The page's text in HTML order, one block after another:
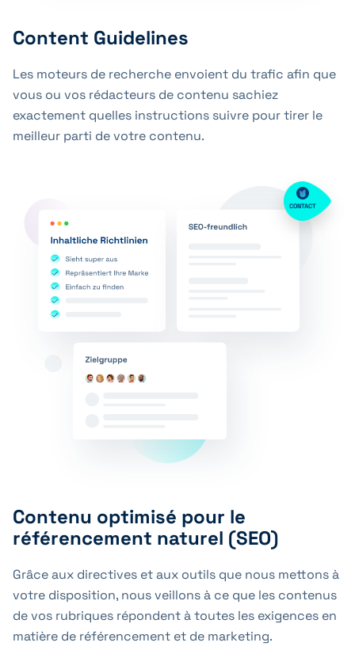
Content Guidelines
Les moteurs de recherche envoient du trafic afin que
vous ou vos rédacteurs de contenu sachiez
exactement quelles instructions suivre pour tirer le
meilleur parti de votre contenu.
Contenu optimisé pour le
référencement naturel (SEO)
Grâce aux directives et aux outils que nous mettons à
votre disposition, nous veillons à ce que les contenus
de vos rubriques répondent à toutes les exigences en
matière de référencement et de marketing.
CONTACT